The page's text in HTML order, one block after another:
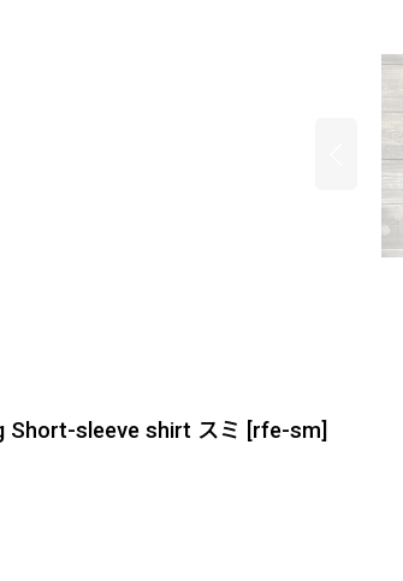
Short-sleeve shirt スミ [rfe-sm]